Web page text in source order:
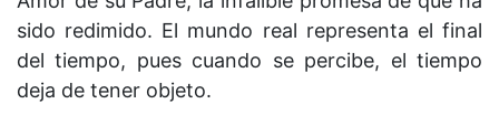
sido redimido. El mundo real representa el final
del tiempo, pues cuando se percibe, el tiempo
deja de tener objeto.